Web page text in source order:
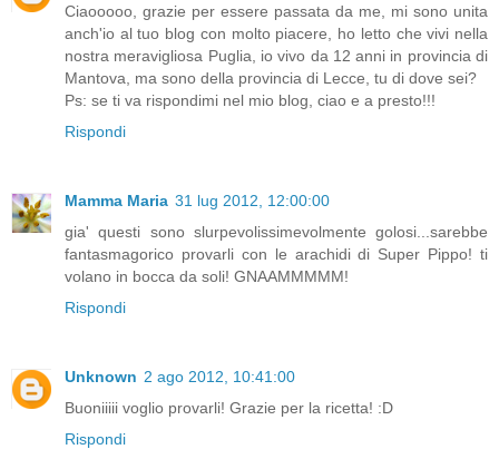
Ciaooooo, grazie per essere passata da me, mi sono unita
anch'io al tuo blog con molto piacere, ho letto che vivi nella
nostra meravigliosa Puglia, io vivo da 12 anni in provincia di
Mantova, ma sono della provincia di Lecce, tu di dove sei?
Ps: se ti va rispondimi nel mio blog, ciao e a presto!!!
Rispondi
Mamma Maria 31 lug 2012, 12:00:00
gia' questi sono slurpevolissimevolmente golosi...sarebbe
fantasmagorico provarli con le arachidi di Super Pippo! ti
volano in bocca da soli! GNAAMMMMM!
Rispondi
Unknown 2 ago 2012, 10:41:00
Buoniiiii voglio provarli! Grazie per la ricetta! :D
Rispondi